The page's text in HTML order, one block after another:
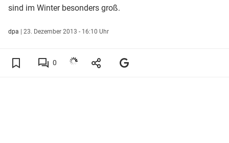
sind im Winter besonders groß.
dpa | 23. Dezember 2013 - 16:10 Uhr
0